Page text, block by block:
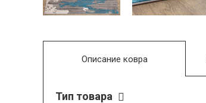
Описание ковра
Тип товара